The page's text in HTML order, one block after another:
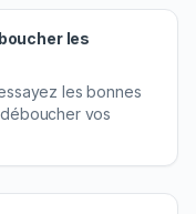
les
les bonnes
vos